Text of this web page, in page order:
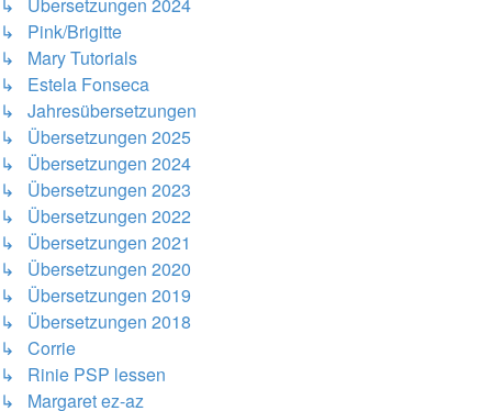
↳ Pink/Brigitte
↳ Mary Tutorials
↳ Estela Fonseca
↳ Jahresübersetzungen
↳ Übersetzungen 2025
↳ Übersetzungen 2024
↳ Übersetzungen 2023
↳ Übersetzungen 2022
↳ Übersetzungen 2021
↳ Übersetzungen 2020
↳ Übersetzungen 2019
↳ Übersetzungen 2018
↳ Corrie
↳ Rinie PSP lessen
↳ Margaret ez-az